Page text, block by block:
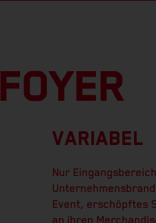
FOYER
VARIABEL
Nur
Event, erschöpftes
an ihren